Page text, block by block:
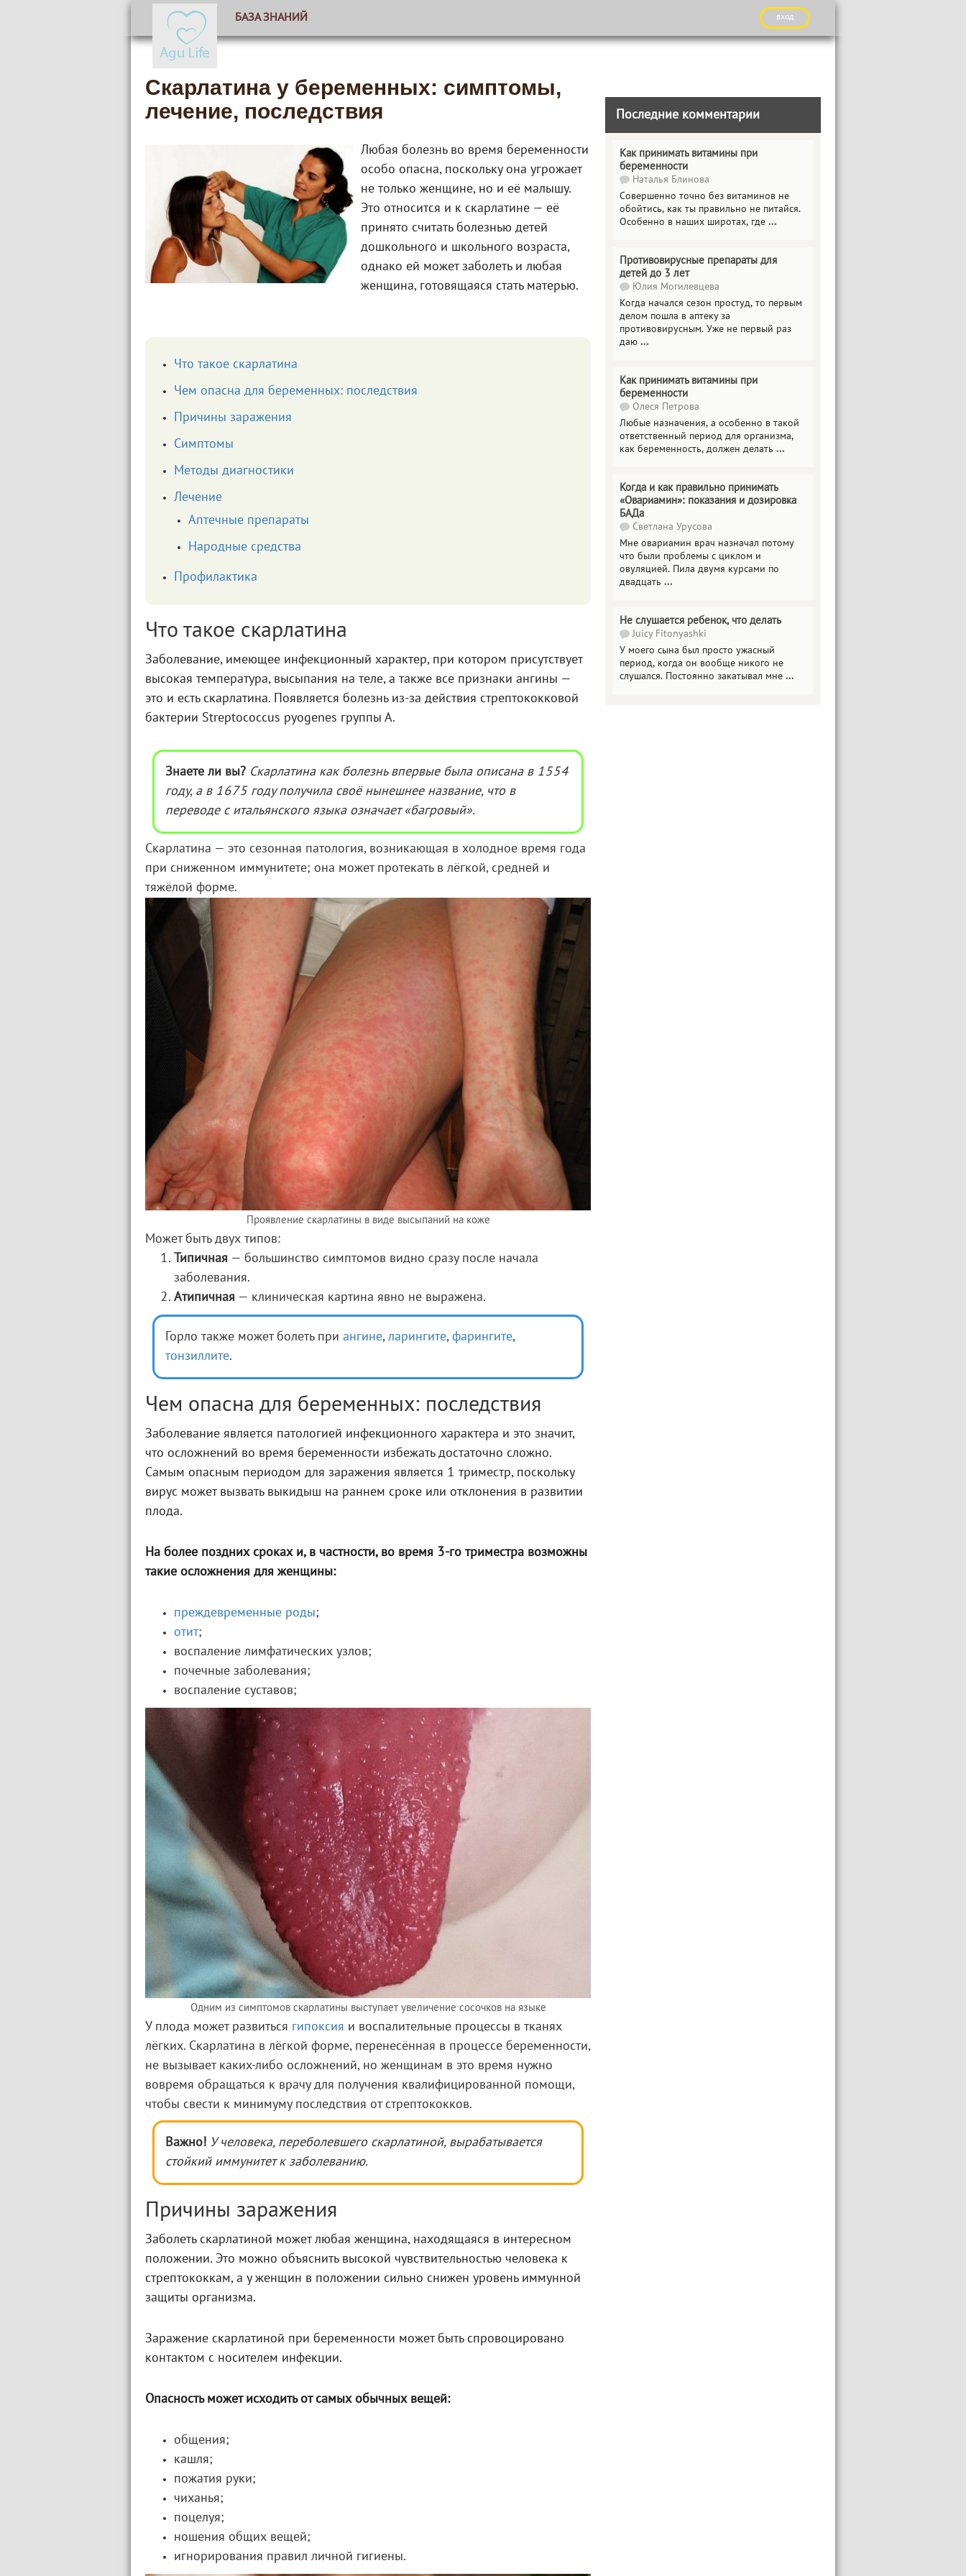
БАЗА ЗНАНИЙ вход
Скарлатина у беременных: симптомы,
лечение, последствия
Любая болезнь во время беременности
особо опасна, поскольку она угрожает
не только женщине, но и её малышу.
Это относится и к скарлатине — её
принято считать болезнью детей
дошкольного и школьного возраста,
однако ей может заболеть и любая
женщина, готовящаяся стать матерью.
Что такое скарлатина
Чем опасна для беременных: последствия
Причины заражения
Симптомы
Методы диагностики
Лечение
Аптечные препараты
Народные средства
Профилактика
Что такое скарлатина
Заболевание, имеющее инфекционный характер, при котором присутствует
высокая температура, высыпания на теле, а также все признаки ангины —
это и есть скарлатина. Появляется болезнь из-за действия стрептококковой
бактерии Streptococcus pyogenes группы А.
Знаете ли вы? Скарлатина как болезнь впервые была описана в 1554
году, а в 1675 году получила своё нынешнее название, что в
переводе с итальянского языка означает «багровый».
Скарлатина — это сезонная патология, возникающая в холодное время года
при сниженном иммунитете; она может протекать в лёгкой, средней и
тяжёлой форме.
Проявление скарлатины в виде высыпаний на коже
Может быть двух типов:
Типичная — большинство симптомов видно сразу после начала
заболевания.
Атипичная — клиническая картина явно не выражена.
Горло также может болеть при ангине, ларингите, фарингите,
тонзиллите.
Чем опасна для беременных: последствия
Заболевание является патологией инфекционного характера и это значит,
что осложнений во время беременности избежать достаточно сложно.
Самым опасным периодом для заражения является 1 триместр, поскольку
вирус может вызвать выкидыш на раннем сроке или отклонения в развитии
плода.
На более поздних сроках и, в частности, во время 3-го триместра возможны
такие осложнения для женщины:
преждевременные роды;
отит;
воспаление лимфатических узлов;
почечные заболевания;
воспаление суставов;
Одним из симптомов скарлатины выступает увеличение сосочков на языке
У плода может развиться гипоксия и воспалительные процессы в тканях
лёгких. Скарлатина в лёгкой форме, перенесённая в процессе беременности,
не вызывает каких-либо осложнений, но женщинам в это время нужно
вовремя обращаться к врачу для получения квалифицированной помощи,
чтобы свести к минимуму последствия от стрептококков.
Важно! У человека, переболевшего скарлатиной, вырабатывается
стойкий иммунитет к заболеванию.
Причины заражения
Заболеть скарлатиной может любая женщина, находящаяся в интересном
положении. Это можно объяснить высокой чувствительностью человека к
стрептококкам, а у женщин в положении сильно снижен уровень иммунной
защиты организма.
Заражение скарлатиной при беременности может быть спровоцировано
контактом с носителем инфекции.
Опасность может исходить от самых обычных вещей:
общения;
кашля;
пожатия руки;
чиханья;
поцелуя;
ношения общих вещей;
игнорирования правил личной гигиены.
Последние комментарии
Как принимать витамины при
беременности
Наталья Блинова
Совершенно точно без витаминов не
обойтись, как ты правильно не питайся.
Особенно в наших широтах, где ...
Противовирусные препараты для
детей до 3 лет
Юлия Могилевцева
Когда начался сезон простуд, то первым
делом пошла в аптеку за
противовирусным. Уже не первый раз
даю ...
Как принимать витамины при
беременности
Олеся Петрова
Любые назначения, а особенно в такой
ответственный период для организма,
как беременность, должен делать ...
Когда и как правильно принимать
«Овариамин»: показания и дозировка
БАДа
Светлана Урусова
Мне овариамин врач назначал потому
что были проблемы с циклом и
овуляцией. Пила двумя курсами по
двадцать ...
Не слушается ребенок, что делать
Juicy Fitonyashki
У моего сына был просто ужасный
период, когда он вообще никого не
слушался. Постоянно закатывал мне ...